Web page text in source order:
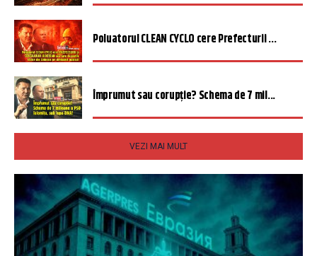
Poluatorul CLEAN CYCLO cere Prefecturii ...
Împrumut sau corupție? Schema de 7 mil...
VEZI MAI MULT